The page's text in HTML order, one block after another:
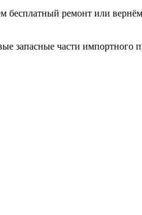
бесплатный ремонт или вернём
запасные части импортного